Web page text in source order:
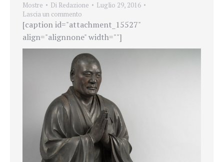
Mostre Di Redazione
Luglio 29, 2016
Lascia un commento
[caption id="attachment_15527"
align="alignnone" width=""]